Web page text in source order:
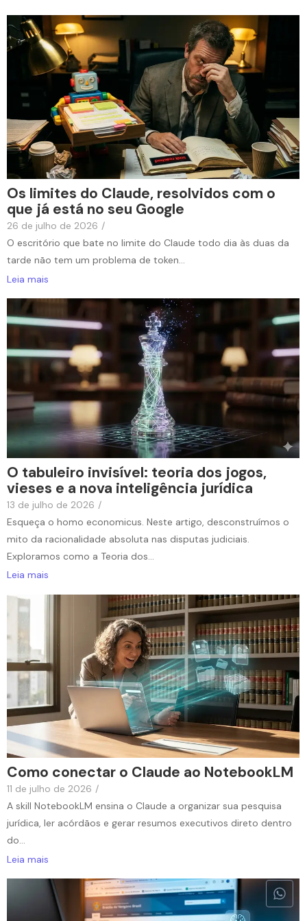
Os limites do Claude, resolvidos com o
que já está no seu Google
26 de julho de 2026 /
O escritório que bate no limite do Claude todo dia às duas da
tarde não tem um problema de token...
Leia mais
O tabuleiro invisível: teoria dos jogos,
vieses e a nova inteligência jurídica
13 de julho de 2026 /
Esqueça o homo economicus. Neste artigo, desconstruímos o
mito da racionalidade absoluta nas disputas judiciais.
Exploramos como a Teoria dos...
Leia mais
Como conectar o Claude ao NotebookLM
11 de julho de 2026 /
A skill NotebookLM ensina o Claude a organizar sua pesquisa
jurídica, ler acórdãos e gerar resumos executivos direto dentro
do...
Leia mais